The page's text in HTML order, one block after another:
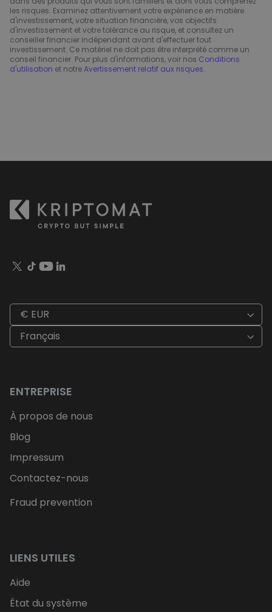
les risques. Examinez attentivement votre expérience en matière
d'investissement, votre situation financière, vos objectifs
d'investissement et votre tolérance au risque, et consultez un
conseiller financier indépendant avant d'effectuer tout
investissement. Ce matériel ne doit pas être interprété comme un
conseil financier. Pour plus d'informations, voir nos Conditions
d'utilisation et notreAvertissement relatif aux risques.
€ EUR
Français
ENTREPRISE
À propos de nous
Blog
Impressum
Contactez-nous
Fraud prevention
LIENS UTILES
Aide
État du système